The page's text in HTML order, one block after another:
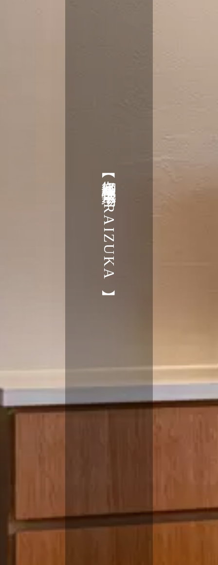
【御経塚住宅展示場MIRAIZUKA】